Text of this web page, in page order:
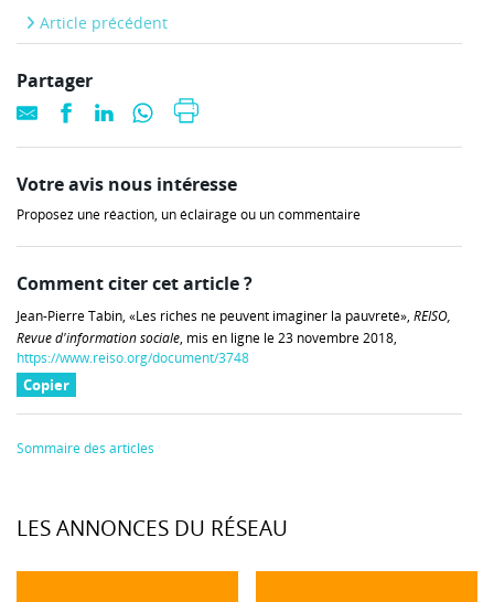
Article précédent
Partager
Votre avis nous intéresse
Proposez une réaction, un éclairage ou un commentaire
Comment citer cet article ?
Jean-Pierre Tabin, «Les riches ne peuvent imaginer la pauvreté», REISO,
Revue d'information sociale, mis en ligne le 23 novembre 2018,
https://www.reiso.org/document/3748
Copier
Sommaire des articles
LES ANNONCES DU RÉSEAU